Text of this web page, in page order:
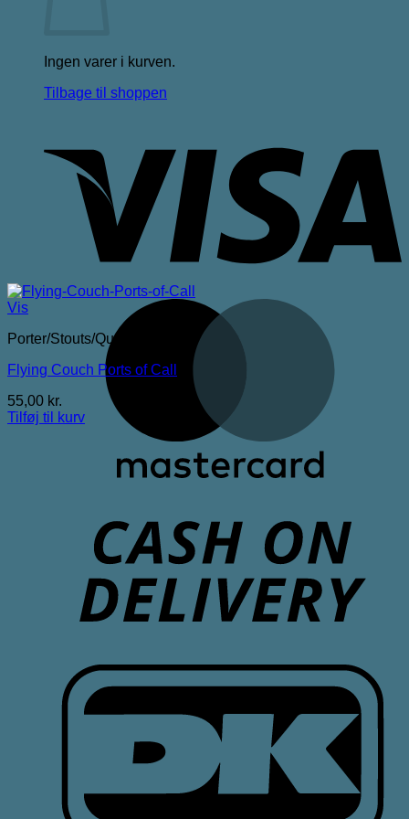
Ingen varer i kurven.
Tilbage til shoppen
Vis
Porter/Stouts/Quadrupel
Flying Couch Ports of Call
55,00 kr.
Tilføj til kurv